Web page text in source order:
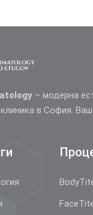
– модерна
в София.